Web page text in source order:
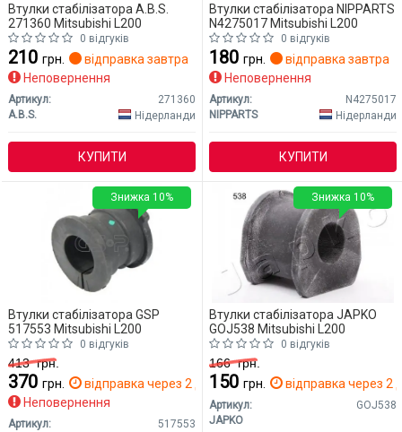
Втулки стабілізатора A.B.S.
271360 Mitsubishi L200
0 відгуків
210 грн.
відправка завтра
Неповернення
Артикул:
271360
A.B.S.
Нідерланди
КУПИТИ
Втулки стабілізатора NIPPARTS
N4275017 Mitsubishi L200
0 відгуків
180 грн.
відправка завтра
Неповернення
Артикул:
N4275017
NIPPARTS
Нідерланди
КУПИТИ
Втулки стабілізатора GSP
517553 Mitsubishi L200
0 відгуків
413грн.
370 грн.
відправка через 2 дн.
Неповернення
Артикул:
517553
Знижка 10%
Втулки стабілізатора JAPKO
GOJ538 Mitsubishi L200
0 відгуків
166грн.
150 грн. відправка через 2
Артикул:
GOJ538
JAPKO
Знижка 10%